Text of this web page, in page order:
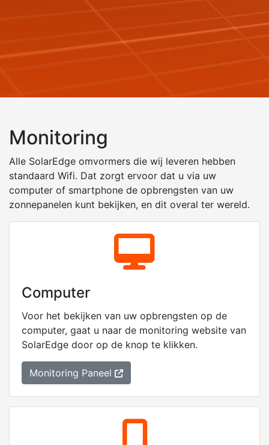
Monitoring
Alle SolarEdge omvormers die wij leveren hebben
standaard Wifi. Dat zorgt ervoor dat u via uw
computer of smartphone de opbrengsten van uw
zonnepanelen kunt bekijken, en dit overal ter wereld.
Computer
Voor het bekijken van uw opbrengsten op de
computer, gaat u naar de monitoring website van
SolarEdge door op de knop te klikken.
Monitoring Paneel